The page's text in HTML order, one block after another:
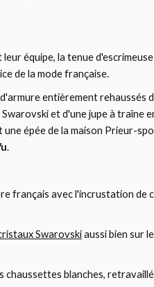
équipe, la tenue
de la mode française.
entièrement rehaussés
et d'une jupe à traîne
une épée de la maison Prieur-
.
français avec l'incrustation de
Swarovskiaussi bien sur
blanches,